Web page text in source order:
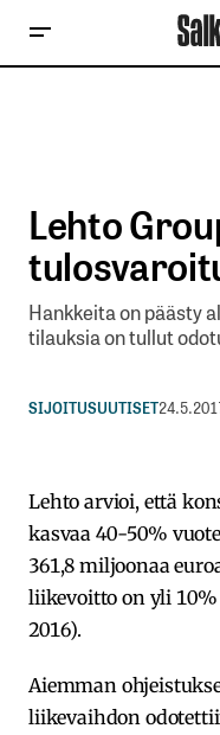
Lehto
Hankkeita on päästy
tilauksia on tullut
SIJOITUSUUTISET
Lehto arvioi, että
kasvaa 40-50%
361,8 miljoonaa
liikevoitto on yli
2016).
Aiemman
liikevaihdon